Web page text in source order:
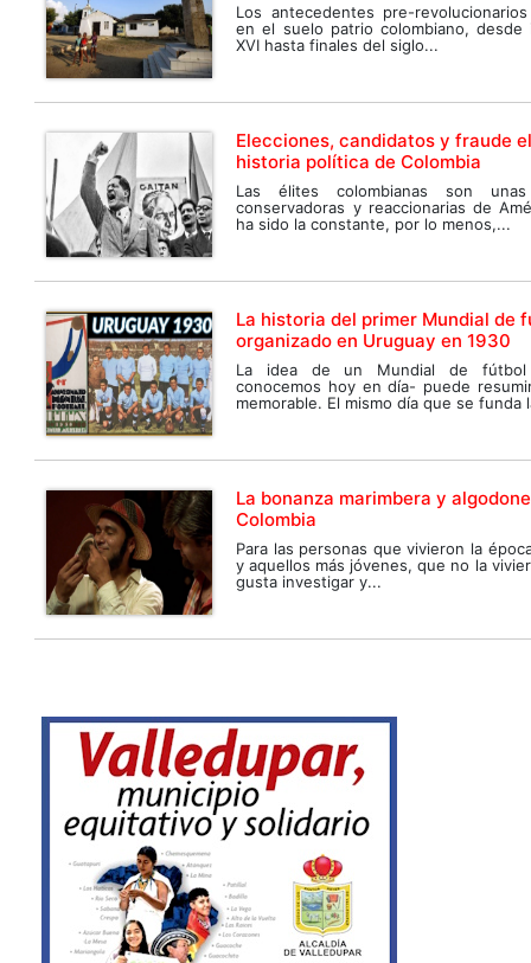
Los antecedentes pre-
en el suelo patrio colombiano, desde
XVI hasta finales del siglo...
Elecciones, candidatos y fraude
historia política de Colombia
Las élites colombianas son
conservadoras y reaccionarias de
ha sido la constante, por lo menos,...
La historia del primer Mundial de
organizado en Uruguay en 1930
La idea de un Mundial de
conocemos hoy en día- puede
memorable. El mismo día que se funda
La bonanza marimbera y
Colombia
Para las personas que vivieron la
y aquellos más jóvenes, que no la
gusta investigar y...